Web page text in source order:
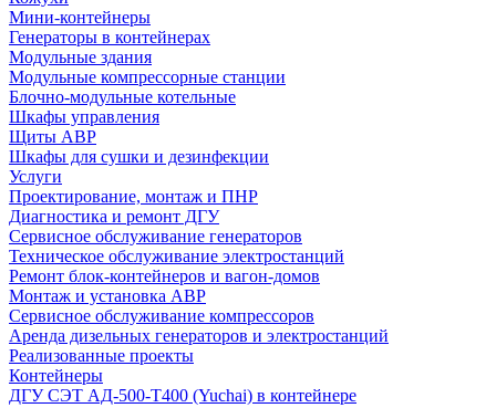
Мини-контейнеры
Генераторы в контейнерах
Модульные здания
Модульные компрессорные станции
Блочно-модульные котельные
Шкафы управления
Щиты АВР
Шкафы для сушки и дезинфекции
Услуги
Проектирование, монтаж и ПНР
Диагностика и ремонт ДГУ
Сервисное обслуживание генераторов
Техническое обслуживание электростанций
Ремонт блок-контейнеров и вагон-домов
Монтаж и установка АВР
Сервисное обслуживание компрессоров
Аренда дизельных генераторов и электростанций
Реализованные проекты
Контейнеры
ДГУ СЭТ АД-500-Т400 (Yuchai) в контейнере